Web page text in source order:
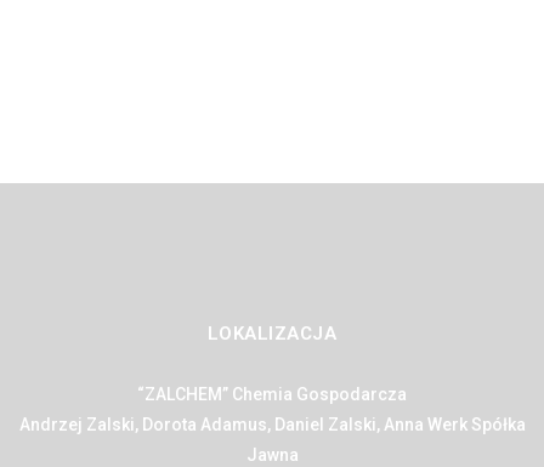
LOKALIZACJA
“ZALCHEM” Chemia Gospodarcza
Andrzej Zalski, Dorota Adamus, Daniel Zalski, Anna Werk Spółka
Jawna